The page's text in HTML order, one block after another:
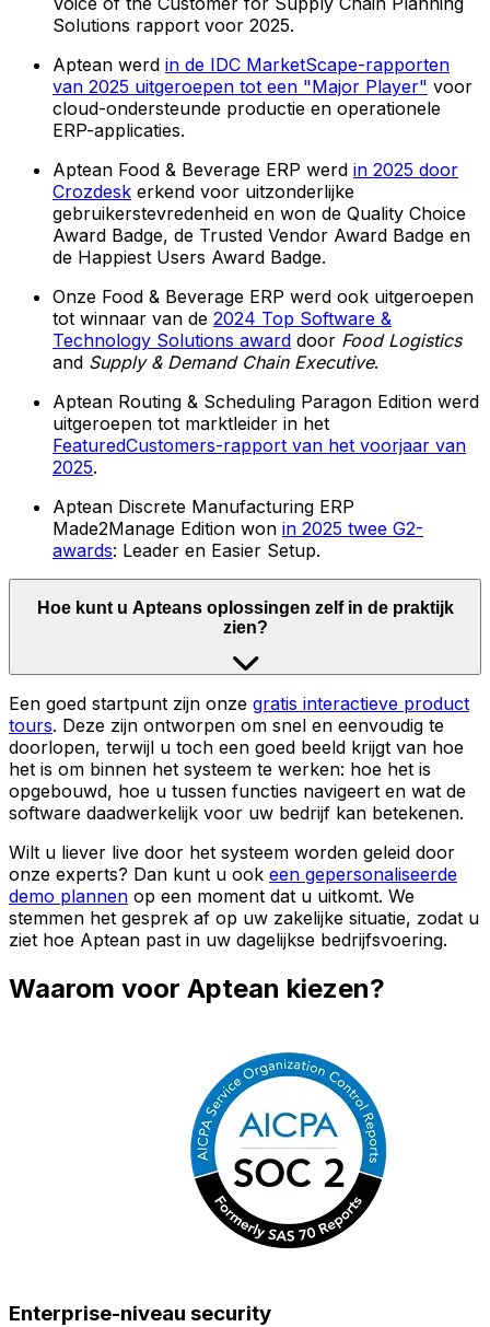
Solutions rapport voor 2025.
Aptean werd in de IDC MarketScape-rapporten
van 2025 uitgeroepen tot een "Major Player" voor
cloud-ondersteunde productie en operationele
ERP-applicaties.
Aptean Food & Beverage ERP werd in 2025 door
Crozdesk erkend voor uitzonderlijke
gebruikerstevredenheid en won de Quality Choice
Award Badge, de Trusted Vendor Award Badge en
de Happiest Users Award Badge.
Onze Food & Beverage ERP werd ook uitgeroepen
tot winnaar van de 2024 Top Software &
Technology Solutions award door Food Logistics
and Supply & Demand Chain Executive.
Aptean Routing & Scheduling Paragon Edition werd
uitgeroepen tot marktleider in het
FeaturedCustomers-rapport van het voorjaar van
2025.
Aptean Discrete Manufacturing ERP
Made2Manage Edition won in 2025 twee G2-
awards: Leader en Easier Setup.
Hoe kunt u Apteans oplossingen zelf in de praktijk
zien?
Een goed startpunt zijn onze gratis interactieve product
tours. Deze zijn ontworpen om snel en eenvoudig te
doorlopen, terwijl u toch een goed beeld krijgt van hoe
het is om binnen het systeem te werken: hoe het is
opgebouwd, hoe u tussen functies navigeert en wat de
software daadwerkelijk voor uw bedrijf kan betekenen.
Wilt u liever live door het systeem worden geleid door
onze experts? Dan kunt u ook een gepersonaliseerde
demo plannen op een moment dat u uitkomt. We
stemmen het gesprek af op uw zakelijke situatie, zodat u
ziet hoe Aptean past in uw dagelijkse bedrijfsvoering.
Waarom voor Aptean kiezen?
Enterprise-niveau security